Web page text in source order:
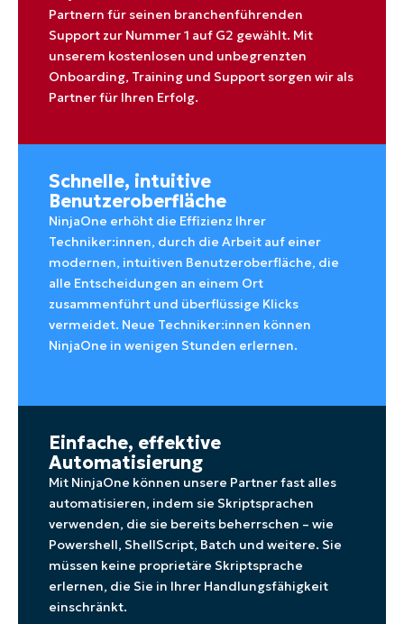
Partnern für seinen branchenführenden
Support zur Nummer 1 auf G2 gewählt. Mit
unserem kostenlosen und unbegrenzten
Onboarding, Training und Support sorgen wir als
Partner für Ihren Erfolg.
Schnelle, intuitive
Benutzeroberfläche
NinjaOne erhöht die Effizienz Ihrer
Techniker:innen, durch die Arbeit auf einer
modernen, intuitiven Benutzeroberfläche, die
alle Entscheidungen an einem Ort
zusammenführt und überflüssige Klicks
vermeidet. Neue Techniker:innen können
NinjaOne in wenigen Stunden erlernen.
Einfache, effektive
Automatisierung
Mit NinjaOne können unsere Partner fast alles
automatisieren, indem sie Skriptsprachen
verwenden, die sie bereits beherrschen – wie
Powershell, ShellScript, Batch und weitere. Sie
müssen keine proprietäre Skriptsprache
erlernen, die Sie in Ihrer Handlungsfähigkeit
einschränkt.